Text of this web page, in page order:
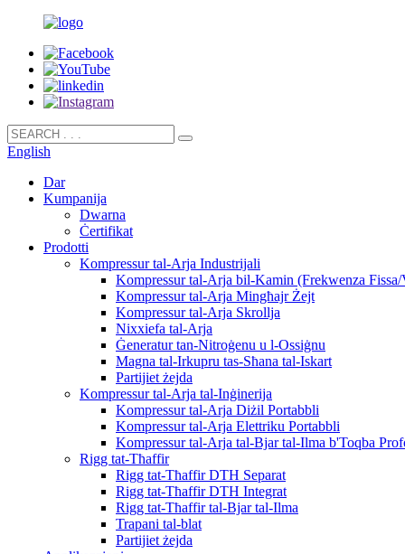
English
Dar
Kumpanija
Dwarna
Ċertifikat
Prodotti
Kompressur tal-Arja Industrijali
Kompressur tal-Arja bil-Kamin (Frekwenza
Kompressur tal-Arja Mingħajr Żejt
Kompressur tal-Arja Skrollja
Nixxiefa tal-Arja
Ġeneratur tan-Nitroġenu u l-Ossiġnu
Magna tal-Irkupru tas-Sħana tal-Iskart
Partijiet żejda
Kompressur tal-Arja tal-Inġinerija
Kompressur tal-Arja Diżil Portabbli
Kompressur tal-Arja Elettriku Portabbli
Kompressur tal-Arja tal-Bjar tal-Ilma b'Toqba
Rigg tat-Tħaffir
Rigg tat-Tħaffir DTH Separat
Rigg tat-Tħaffir DTH Integrat
Rigg tat-Tħaffir tal-Bjar tal-Ilma
Trapani tal-blat
Partijiet żejda